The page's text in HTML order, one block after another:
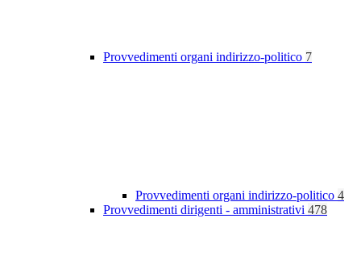
Provvedimenti organi indirizzo-politico 7
Provvedimenti organi indirizzo-politico 4
Provvedimenti dirigenti - amministrativi 478